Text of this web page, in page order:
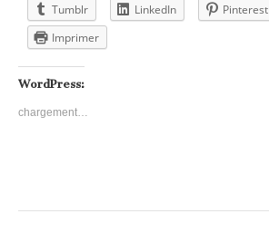
Tumblr
LinkedIn Pinterest
Imprimer
WordPress:
chargement…